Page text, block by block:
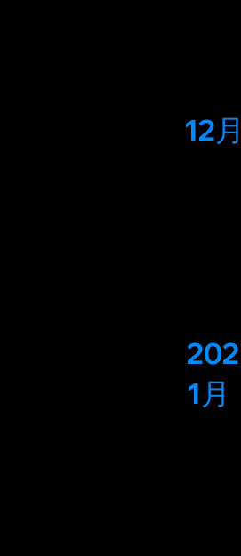
12月
1 月